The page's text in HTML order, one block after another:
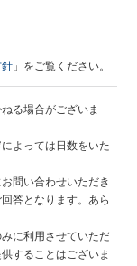
」 をご覧ください。
る場合がございま
よっては日数をいた
問い合わせいただき
答となります。あら
に利用させていただ
することはございま